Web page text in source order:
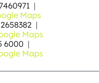
|
Maps
|
Maps
6000 |
Maps